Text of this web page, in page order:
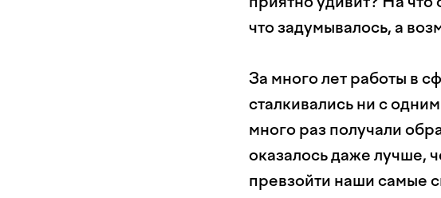
что задумывалось, а
За много лет работы в
сталкивались ни с
много раз получали
оказалось даже лучше,
превзойти наши самые